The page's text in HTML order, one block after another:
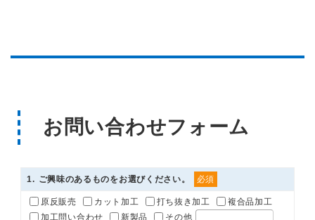
お問い合わせフォーム
1. ご興味のあるものをお選びください。 必須
原反販売 カット加工 打ち抜き加工
複合品加工
加工問い合わせ
新製品 その他